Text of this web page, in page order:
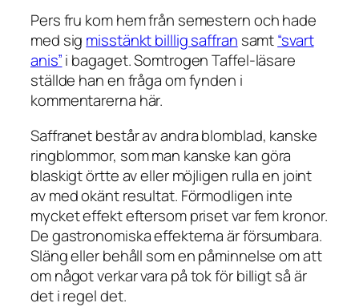
Pers fru kom hem från semestern och hade
med sig misstänkt billlig saffran samt“svart
anis”i bagaget. Somtrogen Taffel-läsare
ställde han en fråga om fynden i
kommentarerna här.
Saffranet består av andra blomblad, kanske
ringblommor, som man kanske kan göra
blaskigt örtte av eller möjligen rulla en joint
av med okänt resultat. Förmodligen inte
mycket effekt eftersom priset var fem kronor.
De gastronomiska effekterna är försumbara.
Släng eller behåll som en påminnelse om att
om något verkar vara på tok för billigt så är
det i regel det.